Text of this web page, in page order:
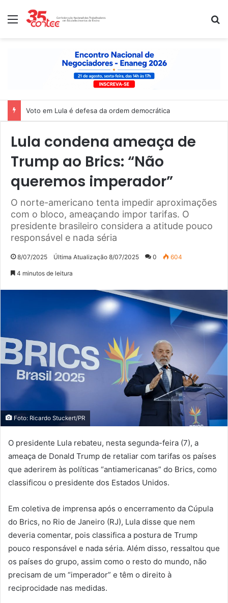
Menu
Nota de solidariedade ao povo venezuelano
Lula condena ameaça de
Trump ao Brics: “Não
queremos imperador”
O norte-americano tenta impedir aproximações
com o bloco, ameaçando impor tarifas. O
presidente brasileiro considera a atitude pouco
responsável e nada séria
8/07/2025 Última Atualização 8/07/2025 0 604
4 minutos de leitura
Foto: Ricardo Stuckert/PR
O presidente Lula rebateu, nesta segunda-feira (7), a
ameaça de Donald Trump de retaliar com tarifas os países
que aderirem às políticas “antiamericanas” do Brics, como
classificou o presidente dos Estados Unidos.
Em coletiva de imprensa após o encerramento da Cúpula
do Brics, no Rio de Janeiro (RJ), Lula disse que nem
deveria comentar, pois classifica a postura de Trump
pouco responsável e nada séria. Além disso, ressaltou que
os países do grupo, assim como o resto do mundo, não
precisam de um “imperador” e têm o direito à
reciprocidade nas medidas.